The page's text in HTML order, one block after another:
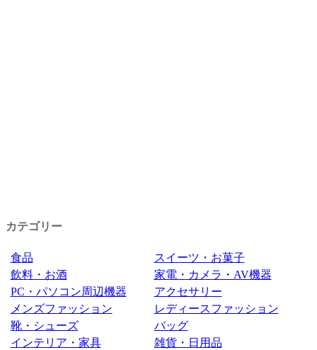
カテゴリー
食品
スイーツ・お菓子
飲料・お酒
家電・カメラ・AV機器
PC・パソコン周辺機器
アクセサリー
メンズファッション
レディースファッション
靴・シューズ
バッグ
インテリア・家具
雑貨・日用品